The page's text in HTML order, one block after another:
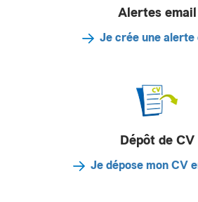
Alertes email
Je crée une alerte
Dépôt de CV
Je dépose mon CV